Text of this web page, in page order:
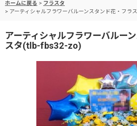
ホームに戻る > フラスタ
> アーティシャルフラワーバルーンスタンド花・フラ
アーティシャルフラワーバルー
スタ(tlb-fbs32-zo)